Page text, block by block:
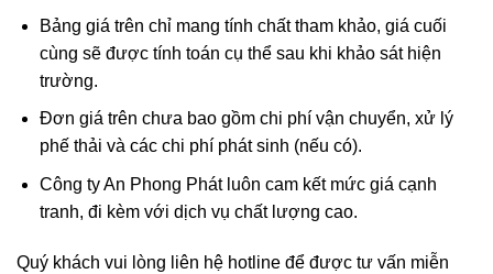
Bảng giá trên chỉ mang tính chất tham khảo, giá cuối
cùng sẽ được tính toán cụ thể sau khi khảo sát hiện
trường.
Đơn giá trên chưa bao gồm chi phí vận chuyển, xử lý
phế thải và các chi phí phát sinh (nếu có).
Công ty An Phong Phát luôn cam kết mức giá cạnh
tranh, đi kèm với dịch vụ chất lượng cao.
Quý khách vui lòng liên hệ hotline để được tư vấn miễn